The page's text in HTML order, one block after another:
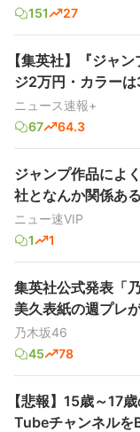
151
27
【集英社】『ジャ
ジ2万円・カラー
ニュース速報+
67
64.3
ジャンプ作品によ
社となんか関係あ
ニュー速VIP
1
1
集英社公式発表「
美久表紙の週プレ
乃木坂46
45
78
【悲報】15歳～17
Tubeチャンネルを